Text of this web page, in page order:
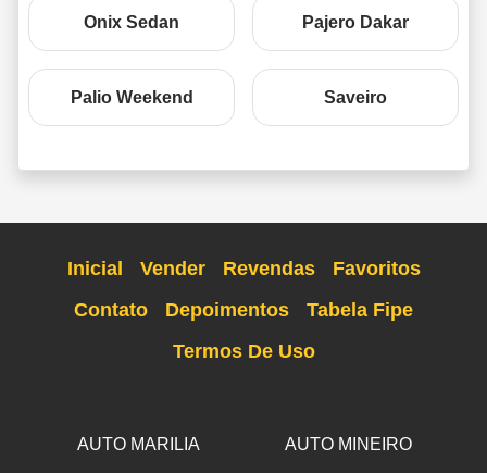
Onix Sedan Pajero Dakar
Palio Weekend Saveiro
Inicial Vender Revendas
Favoritos
Contato
Depoimentos
Tabela Fipe
Termos De Uso
AUTO MARILIA AUTO MINEIRO